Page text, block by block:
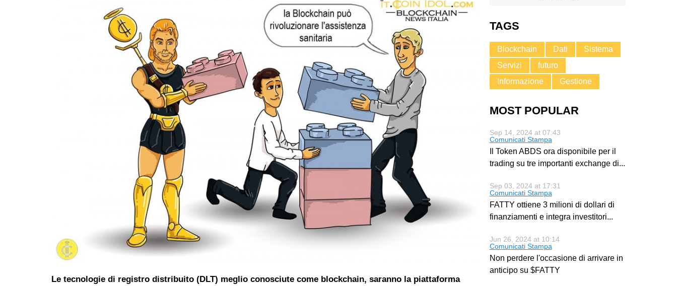
Le tecnologie di registro distribuito (DLT) meglio conosciute come blockchain, saranno la piattaforma
TAGS
Blockchain Dati
Sistema
Servizi
futuro
Informazione
Gestione
MOST POPULAR
Sep 14, 2024 at 07:43
Comunicati Stampa
Il Token ABDS ora disponibile per il
trading su tre importanti exchange di...
Sep 03, 2024 at 17:31
Comunicati Stampa
FATTY ottiene 3 milioni di dollari di
finanziamenti e integra investitori...
Jun 26, 2024 at 10:14
Comunicati Stampa
Non perdere l'occasione di arrivare in
anticipo su $FATTY